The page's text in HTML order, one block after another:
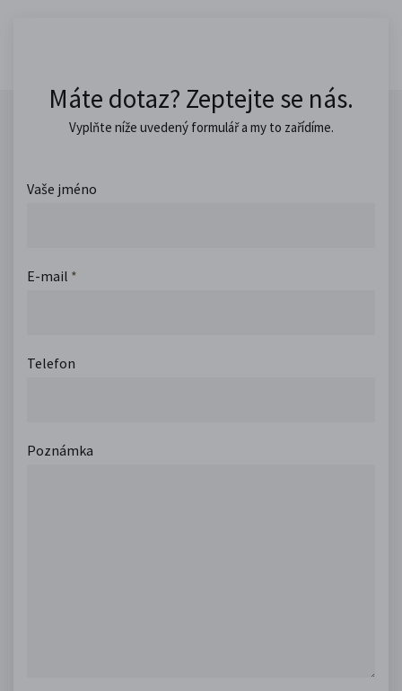
Máte dotaz? Zeptejte se nás.
Vyplňte níže uvedený formulář a my to zařídíme.
Vaše jméno
E-mail *
Telefon
Poznámka